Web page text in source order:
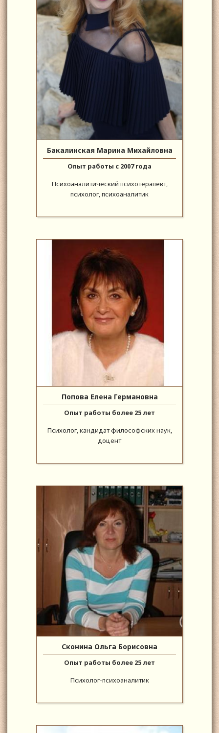
Бакалинская Марина Михайловна
Опыт работы с 2007 года
Психоаналитический психотерапевт,
психолог, психоаналитик
Попова Елена Германовна
Опыт работы более 25 лет
Психолог, кандидат философских наук,
доцент
Сконина Ольга Борисовна
Опыт работы более 25 лет
Психолог-психоаналитик